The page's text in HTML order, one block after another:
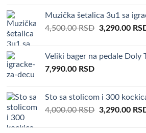
4,000.00
Muzička šetalica 3u1 sa
4,500.00RSD Original
4,500.00
3,290.00
Veliki bager na pedale Doly
7,990.00 RSD
Sto sa stolicom i 300
4,000.00RSD Original
3,290.00